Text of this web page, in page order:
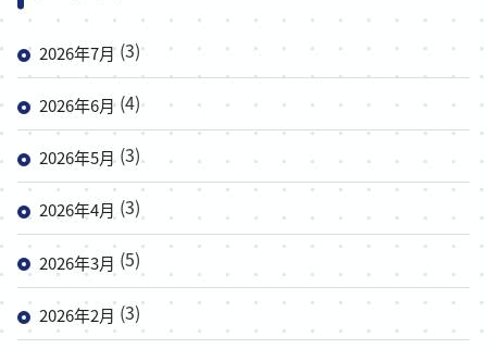
2026年7月(3)
2026年6月(4)
2026年5月(3)
2026年4月 (3)
2026年3月 (5)
2026年2月(3)